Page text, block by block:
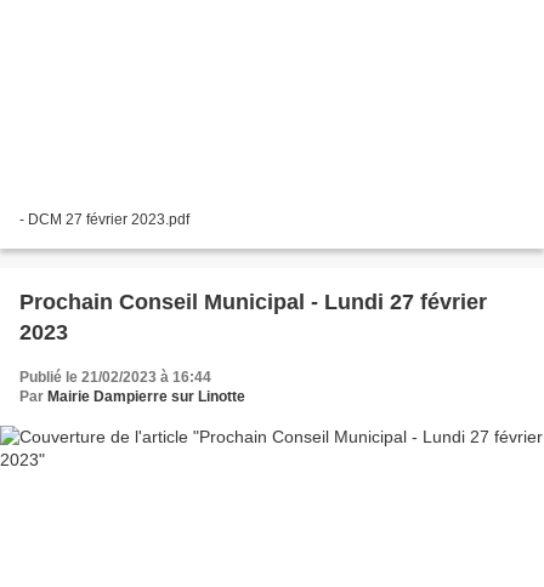
- DCM 27 février 2023.pdf
Prochain Conseil Municipal - Lundi 27 février
2023
Publié le 21/02/2023 à 16:44
Par Mairie Dampierre sur Linotte